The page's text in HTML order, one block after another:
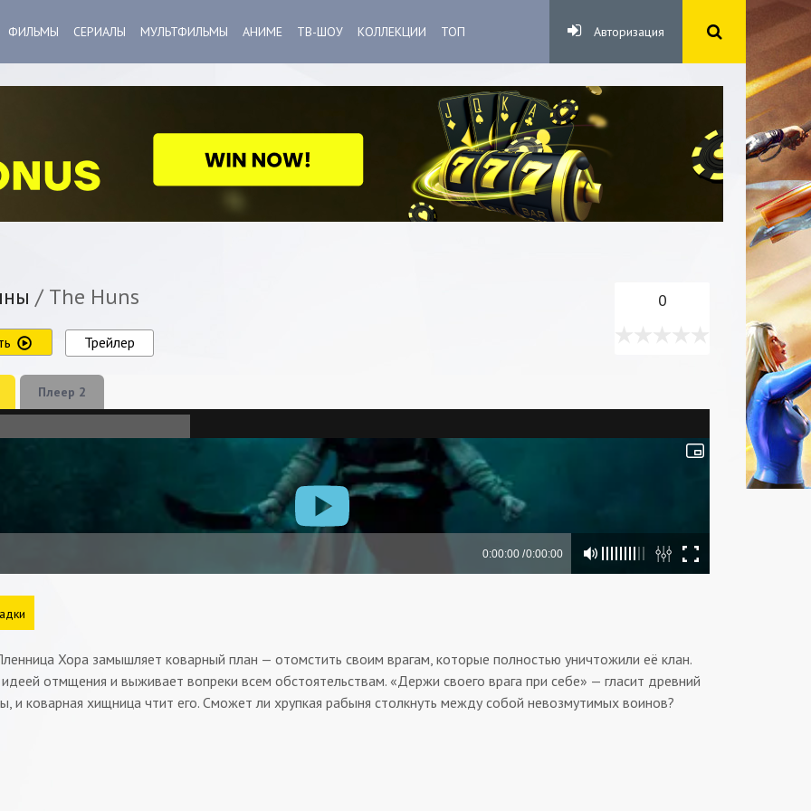
ФИЛЬМЫ СЕРИАЛЫ МУЛЬТФИЛЬМЫ АНИМЕ ТВ-ШОУ КОЛЛЕКЦИИ ТОП Авторизация
/ The Huns 0
Трейлер
Плеер 2
Хора замышляет коварный план — отомстить своим врагам, которые полностью уничтожили её клан.
отмщения и выживает вопреки всем обстоятельствам. «Держи своего врага при себе» — гласит древний
и коварная хищница чтит его. Сможет ли хрупкая рабыня столкнуть между собой невозмутимых воинов?